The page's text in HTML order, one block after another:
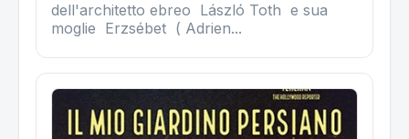
dell'architetto ebreo László Toth e sua
moglie Erzsébet ( Adrien...